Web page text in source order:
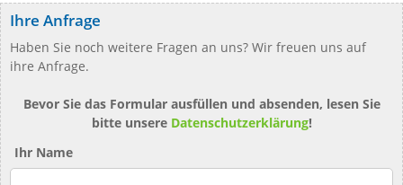
Ihre Anfrage
Haben Sie noch weitere Fragen an uns? Wir freuen uns auf
ihre Anfrage.
Bevor Sie das Formular ausfüllen und absenden, lesen Sie
bitte unsere Datenschutzerklärung!
Ihr Name